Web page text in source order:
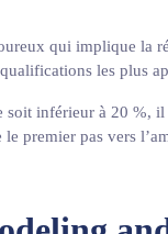
qui implique la
les plus
soit inférieur à 20 %,
premier pas vers